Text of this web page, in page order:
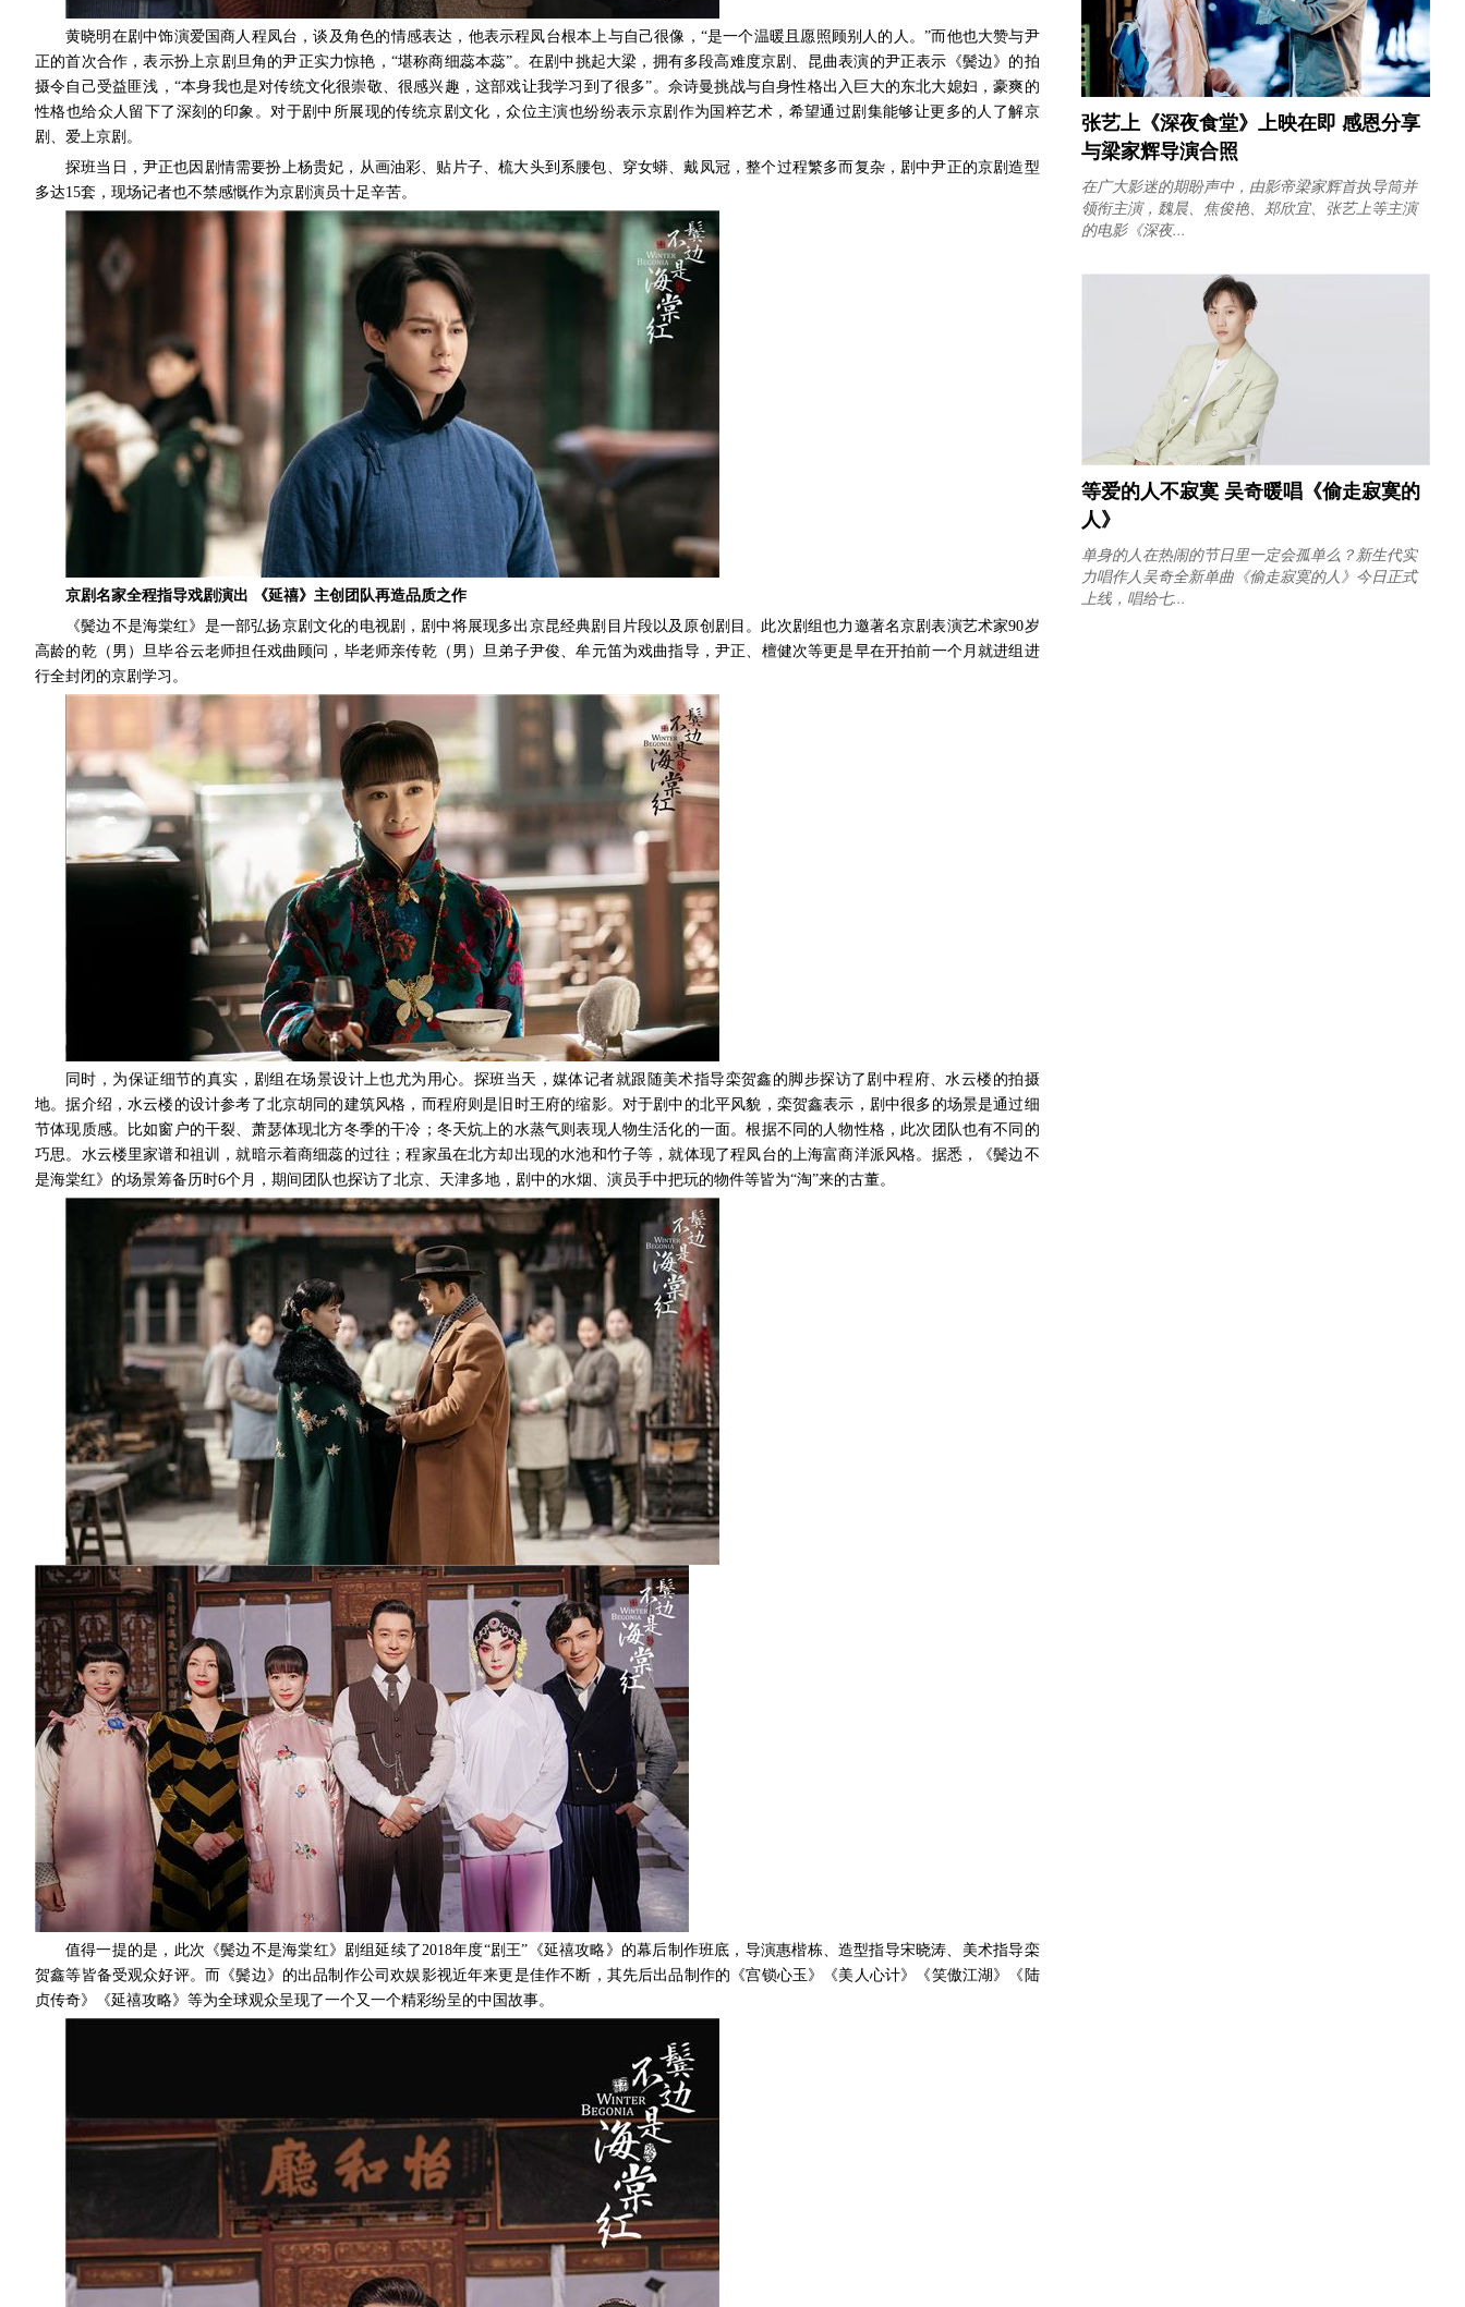
黄晓明在剧中饰演爱国商人程凤台，谈及角色的情感表达，他表示程凤台根本上与自己很像，“是一个温暖且愿照顾别人的人。”而他也大赞与尹
正的首次合作，表示扮上京剧旦角的尹正实力惊艳，“堪称商细蕊本蕊”。在剧中挑起大梁，拥有多段高难度京剧、昆曲表演的尹正表示《鬓边》的拍
摄令自己受益匪浅，“本身我也是对传统文化很崇敬、很感兴趣，这部戏让我学习到了很多”。佘诗曼挑战与自身性格出入巨大的东北大媳妇，豪爽的
性格也给众人留下了深刻的印象。对于剧中所展现的传统京剧文化，众位主演也纷纷表示京剧作为国粹艺术，希望通过剧集能够让更多的人了解京
剧、爱上京剧。
探班当日，尹正也因剧情需要扮上杨贵妃，从画油彩、贴片子、梳大头到系腰包、穿女蟒、戴凤冠，整个过程繁多而复杂，剧中尹正的京剧造型
多达15套，现场记者也不禁感慨作为京剧演员十足辛苦。
京剧名家全程指导戏剧演出 《延禧》主创团队再造品质之作
《鬓边不是海棠红》是一部弘扬京剧文化的电视剧，剧中将展现多出京昆经典剧目片段以及原创剧目。此次剧组也力邀著名京剧表演艺术家90岁
高龄的乾（男）旦毕谷云老师担任戏曲顾问，毕老师亲传乾（男）旦弟子尹俊、牟元笛为戏曲指导，尹正、檀健次等更是早在开拍前一个月就进组进
行全封闭的京剧学习。
同时，为保证细节的真实，剧组在场景设计上也尤为用心。探班当天，媒体记者就跟随美术指导栾贺鑫的脚步探访了剧中程府、水云楼的拍摄
地。据介绍，水云楼的设计参考了北京胡同的建筑风格，而程府则是旧时王府的缩影。对于剧中的北平风貌，栾贺鑫表示，剧中很多的场景是通过细
节体现质感。比如窗户的干裂、萧瑟体现北方冬季的干冷；冬天炕上的水蒸气则表现人物生活化的一面。根据不同的人物性格，此次团队也有不同的
巧思。水云楼里家谱和祖训，就暗示着商细蕊的过往；程家虽在北方却出现的水池和竹子等，就体现了程凤台的上海富商洋派风格。据悉，《鬓边不
是海棠红》的场景筹备历时6个月，期间团队也探访了北京、天津多地，剧中的水烟、演员手中把玩的物件等皆为“淘”来的古董。
值得一提的是，此次《鬓边不是海棠红》剧组延续了2018年度“剧王”《延禧攻略》的幕后制作班底，导演惠楷栋、造型指导宋晓涛、美术指导栾
贺鑫等皆备受观众好评。而《鬓边》的出品制作公司欢娱影视近年来更是佳作不断，其先后出品制作的《宫锁心玉》《美人心计》《笑傲江湖》《陆
贞传奇》《延禧攻略》等为全球观众呈现了一个又一个精彩纷呈的中国故事。
张艺上《深夜食堂》上映在即 感恩分享
与梁家辉导演合照
在广大影迷的期盼声中，由影帝梁家辉首执导筒并
领衔主演，魏晨、焦俊艳、郑欣宜、张艺上等主演
的电影《深夜...
等爱的人不寂寞 吴奇暖唱《偷走寂寞的
人》
单身的人在热闹的节日里一定会孤单么？新生代实
力唱作人吴奇全新单曲《偷走寂寞的人》今日正式
上线，唱给七...